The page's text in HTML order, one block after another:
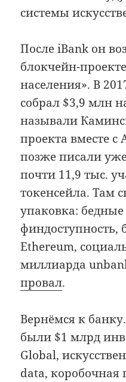
системы
После iBank он
блокчейн-
населения». В
собрал $3,9 млн
называли
проекта вместе
позже писали
почти 11,9 тыс.
токенсейла. Там
упаковка:
финдоступность,
Ethereum,
миллиарда
провал.
Вернёмся к
были $1 млрд
Global,
data, коробочная